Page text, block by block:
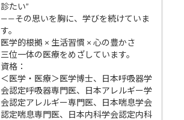
診たい”
——その思いを胸に、学びを続けていま
す。
医学的根拠 × 生活習慣 × 心の豊かさ
三位一体の医療をめざしています。
資格：
＜医学・医療＞医学博士、日本呼吸器学
会認定呼吸器専門医、日本アレルギー学
会認定アレルギー専門医、日本喘息学会
認定喘息専門医、日本内科学会認定内科